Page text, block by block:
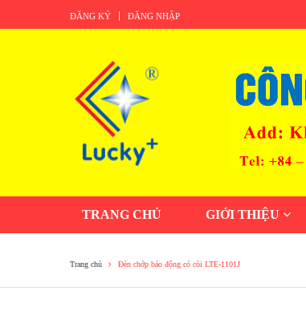
ĐĂNG KÝ ĐĂNG NHẬP
TRANG CHỦ GIỚI THIỆU
Trang chủ Đèn chớp báo động có còi LTE-1101J